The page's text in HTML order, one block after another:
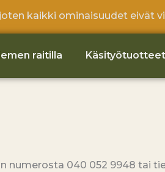
kaikki ominaisuudet eivät
raitilla Käsityötuotteet
numerosta 040 052 9948 tai